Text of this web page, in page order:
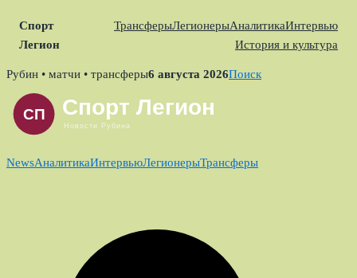
Спорт
Легион
ТрансферыЛегионерыАналитикаИнтервью
История и культура
Skip
content
Рубин • матчи • трансферы6 августа 2026Поиск
NewsАналитикаИнтервьюЛегионерыТрансферы